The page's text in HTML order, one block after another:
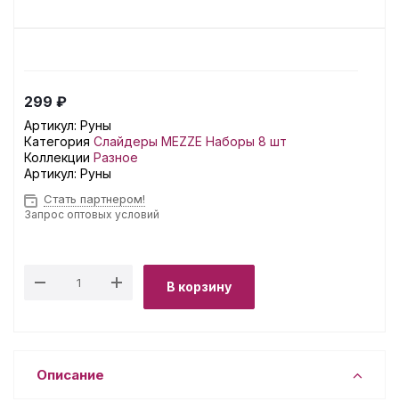
299 ₽
Артикул: Руны
Категория Слайдеры MEZZE Наборы 8 шт
Коллекции Разное
Артикул: Руны
Стать партнером!
Запрос оптовых условий
В корзину
Описание